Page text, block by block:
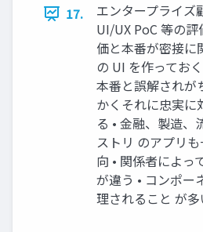
17.
エンタープライズ
UI/UX PoC 等の評
価と本番が密接に
の UI を作ってお
本番と誤解されが
かくそれに忠実に
る • ⾦融、製造
ストリ のアプリ
向 • 関係者によっ
が違う • コンポー
理されること が多